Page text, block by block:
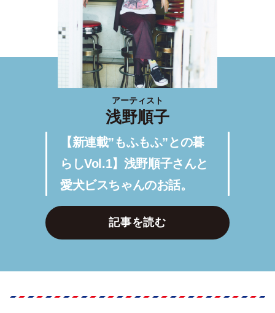
アーティスト
浅野順子
【新連載”もふもふ”との暮
らしVol.1】浅野順子さんと
愛犬ビスちゃんのお話。
記事を読む